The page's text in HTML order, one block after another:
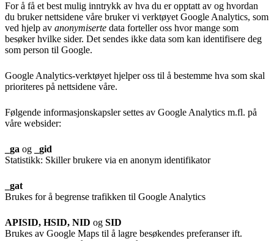
For å få et best mulig inntrykk av hva du er opptatt av og hvordan
du bruker nettsidene våre bruker vi verktøyet Google Analytics, som
ved hjelp av anonymiserte data forteller oss hvor mange som
besøker hvilke sider. Det sendes ikke data som kan identifisere deg
som person til Google.
Google Analytics-verktøyet hjelper oss til å bestemme hva som skal
prioriteres på nettsidene våre.
Følgende informasjonskapsler settes av Google Analytics m.fl. på
våre websider:
_ga og _gid
Statistikk: Skiller brukere via en anonym identifikator
_gat
Brukes for å begrense trafikken til Google Analytics
APISID, HSID, NID og SID
Brukes av Google Maps til å lagre besøkendes preferanser ift.